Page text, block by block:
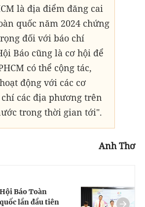
là địa điểm đăng cai
quốc năm 2024 chứng
đối với báo chí
Báo cũng là cơ hội để
có thể cộng tác,
động với các cơ
các địa phương trên
trong thời gian tới".
Anh Thơ
Hội Báo Toàn
quốc lần đầu tiên